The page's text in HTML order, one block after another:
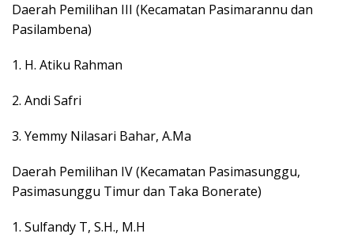
Daerah Pemilihan III (Kecamatan Pasimarannu dan
Pasilambena)
1. H. Atiku Rahman
2. Andi Safri
3. Yemmy Nilasari Bahar, A.Ma
Daerah Pemilihan IV (Kecamatan Pasimasunggu,
Pasimasunggu Timur dan Taka Bonerate)
1. Sulfandy T, S.H., M.H